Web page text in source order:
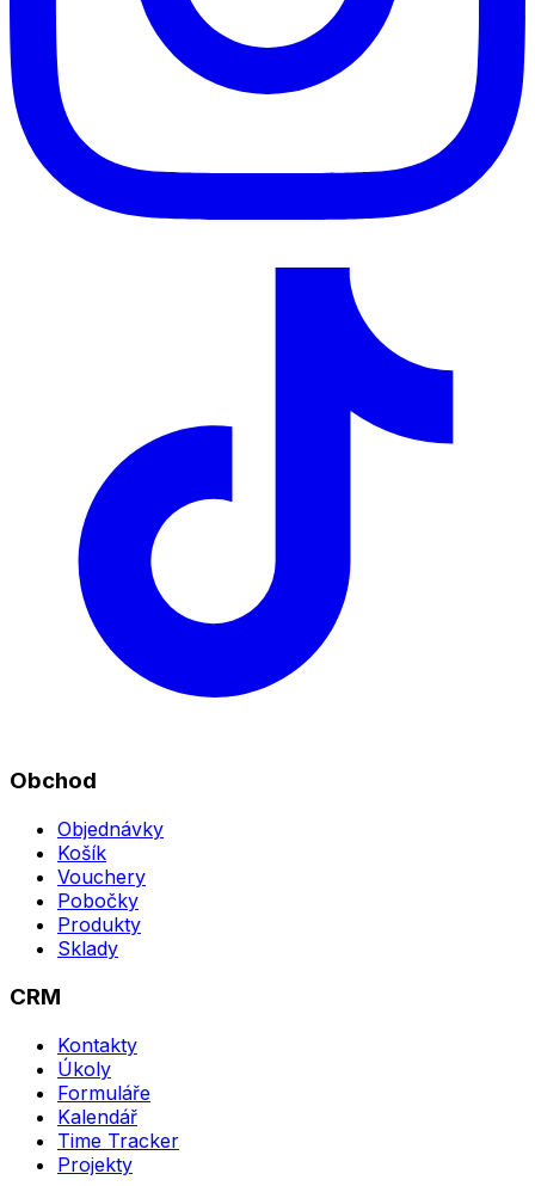
Obchod
Objednávky
Košík
Vouchery
Pobočky
Produkty
Sklady
CRM
Kontakty
Úkoly
Formuláře
Kalendář
Time Tracker
Projekty